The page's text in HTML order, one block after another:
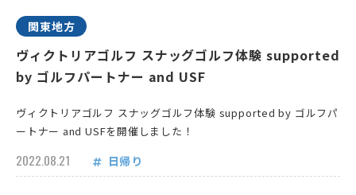
関東地方
ヴィクトリアゴルフ スナッグゴルフ体験 supported
by ゴルフパートナー and USF
ヴィクトリアゴルフ スナッグゴルフ体験 supported by ゴルフパ
ートナー and USFを開催しました！
2022.08.21 日帰り